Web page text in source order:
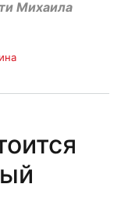
Михаила